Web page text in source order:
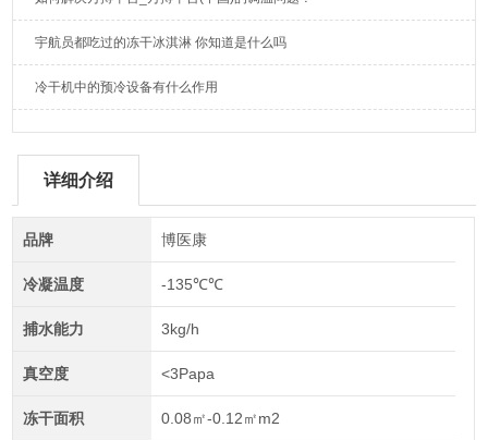
宇航员都吃过的冻干冰淇淋 你知道是什么吗
冷干机中的预冷设备有什么作用
详细介绍
品牌 博医康
冷凝温度 -135℃℃
捕水能力 3kg/h
真空度 <3Papa
冻干面积 0.08㎡-0.12㎡m2